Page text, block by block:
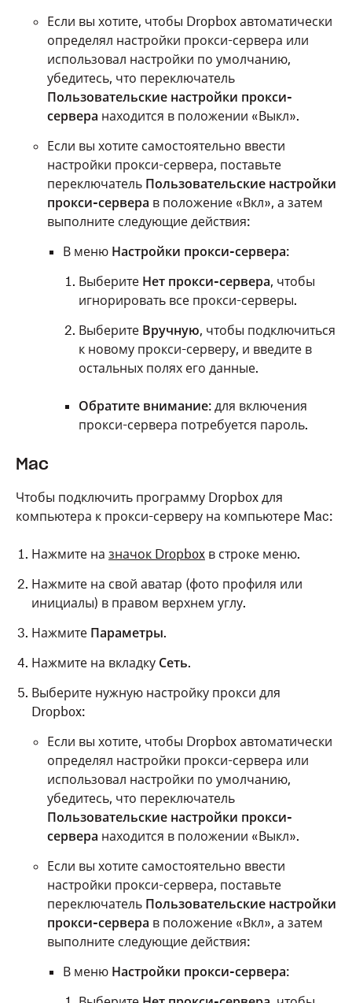
Если вы хотите, чтобы Dropbox автоматически
определял настройки прокси-сервера или
использовал настройки по умолчанию,
убедитесь, что переключатель
Пользовательские настройки прокси-
сервера находится в положении «Выкл».
Если вы хотите самостоятельно ввести
настройки прокси-сервера, поставьте
переключатель Пользовательские настройки
прокси-сервера в положение «Вкл», а затем
выполните следующие действия:
В меню Настройки прокси-сервера:
Выберите Нет прокси-сервера, чтобы
игнорировать все прокси-серверы.
Выберите Вручную, чтобы подключиться
к новому прокси-серверу, и введите в
остальных полях его данные.
Обратите внимание: для включения
прокси-сервера потребуется пароль.
Mac
Чтобы подключить программу Dropbox для
компьютера к прокси-серверу на компьютере Mac:
Нажмите на значок Dropbox в строке меню.
Нажмите на свой аватар (фото профиля или
инициалы) в правом верхнем углу.
Нажмите Параметры.
Нажмите на вкладку Сеть.
Выберите нужную настройку прокси для
Dropbox:
Если вы хотите, чтобы Dropbox автоматически
определял настройки прокси-сервера или
использовал настройки по умолчанию,
убедитесь, что переключатель
Пользовательские настройки прокси-
сервера находится в положении «Выкл».
Если вы хотите самостоятельно ввести
настройки прокси-сервера, поставьте
переключатель Пользовательские настройки
прокси-сервера в положение «Вкл», а затем
выполните следующие действия:
В меню Настройки прокси-сервера: